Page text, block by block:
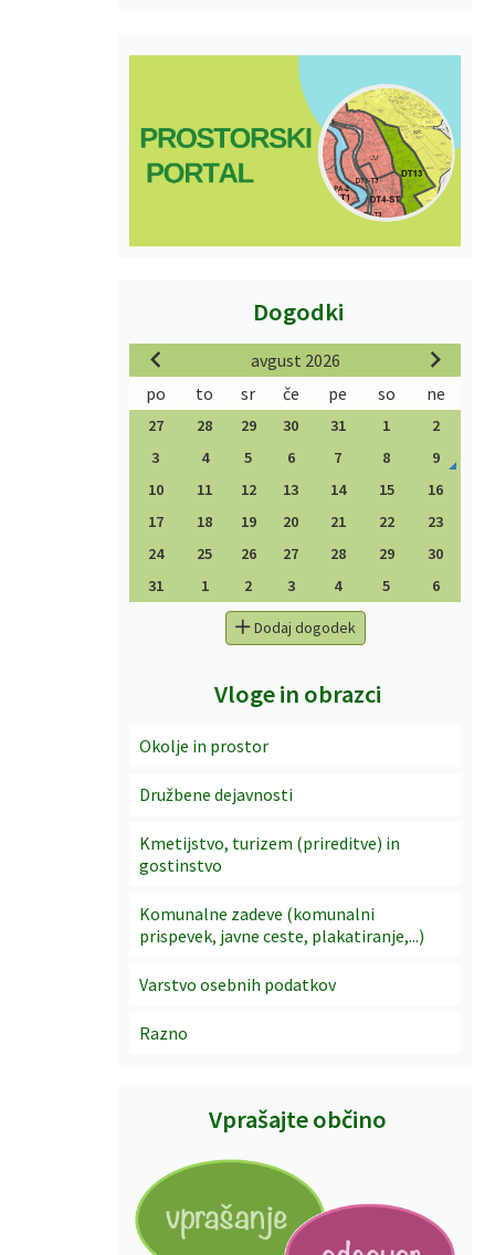
Dogodki
avgust 2026
po
to sr če pe so ne
27 28 29 30 31 1
2
3
4 5 6 7 8
9
10
11 12 13 14 15
16
17
18 19 20 21 22
23
24
25 26 27 28 29
30
31
1 2 3 4 5 6
Dodaj dogodek
Vloge in obrazci
Okolje in prostor
Družbene dejavnosti
Kmetijstvo, turizem (prireditve) in
gostinstvo
Komunalne zadeve (komunalni
prispevek, javne ceste, plakatiranje,...)
Varstvo osebnih podatkov
Razno
Vprašajte občino